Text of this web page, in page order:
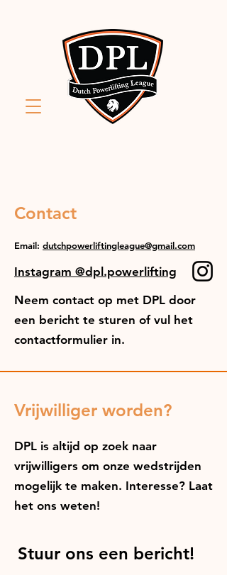
Contact
Email: dutchpowerliftingleague@gmail.com
Instagram @dpl.powerlifting
Neem contact op met DPL door
een bericht te sturen of vul het
contactformulier in.
Vrijwilliger worden?
DPL is altijd op zoek naar
vrijwilligers om onze wedstrijden
mogelijk te maken. Interesse? Laat
het ons weten!
Stuur ons een bericht!